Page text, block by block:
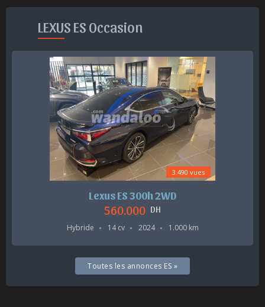
LEXUS ES Occasion
3.490 vues
Lexus ES 300h 2WD
560.000 DH
Hybride 14 cv 2024 1.000 km
Toutes les annonces ES »